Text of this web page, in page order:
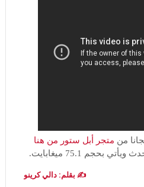
من متجر أبل ستور من هنا
✍️ بقلم: دالي كرينو